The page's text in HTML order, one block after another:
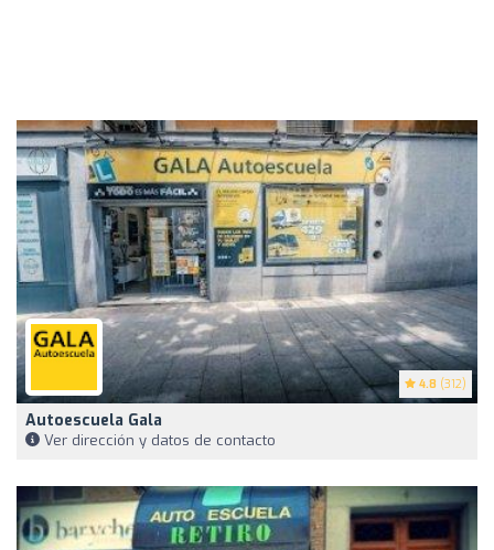
4.8 (312)
Autoescuela Gala
Ver dirección y datos de contacto